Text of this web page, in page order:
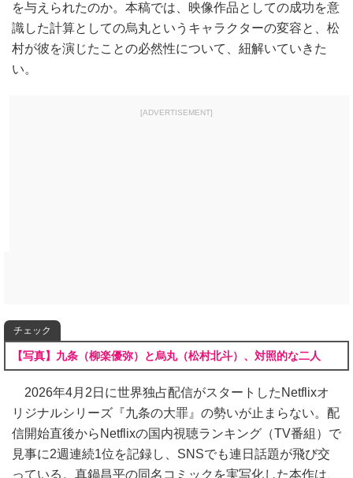
を与えられたのか。本稿では、映像作品としての成功を意
識した計算としての烏丸というキャラクターの変容と、松
村が彼を演じたことの必然性について、紐解いていきた
い。
[ADVERTISEMENT]
チェック
【写真】九条（柳楽優弥）と烏丸（松村北斗）、対照的な二人
2026年4月2日に世界独占配信がスタートしたNetflixオ
リジナルシリーズ『九条の大罪』の勢いが止まらない。配
信開始直後からNetflixの国内視聴ランキング（TV番組）で
見事に2週連続1位を記録し、SNSでも連日話題が飛び交
っている。真鍋昌平の同名コミックを実写化した本作は、